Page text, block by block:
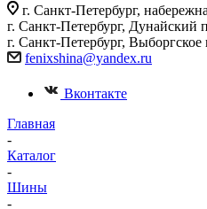
г. Санкт-Петербург,
г. Санкт-Петербург, Дунайский
г. Санкт-Петербург, Выборгское
fenixshina@yandex.ru
Вконтакте
Главная
-
Каталог
-
Шины
-